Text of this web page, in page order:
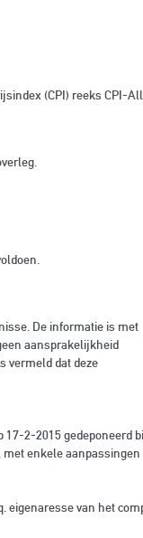
(CPI) reeks CPI-
De informatie is met
aansprakelijkheid
vermeld dat deze
2-2015 gedeponeerd
enkele
eigenaresse van het